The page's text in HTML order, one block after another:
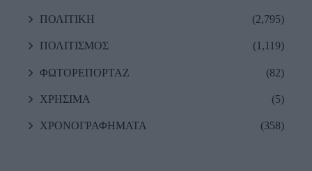
ΠΟΛΙΤΙΚΗ (2,795)
ΠΟΛΙΤΙΣΜΟΣ (1,119)
ΦΩΤΟΡΕΠΟΡΤΑΖ (82)
ΧΡΗΣΙΜΑ (5)
ΧΡΟΝΟΓΡΑΦΗΜΑΤΑ (358)